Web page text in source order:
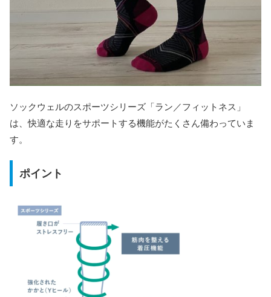
ソックウェルのスポーツシリーズ「ラン／フィットネス」
は、快適な走りをサポートする機能がたくさん備わっていま
す。
ポイント